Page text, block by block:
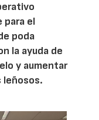
para el
poda
la ayuda de
y aumentar
leñosos.